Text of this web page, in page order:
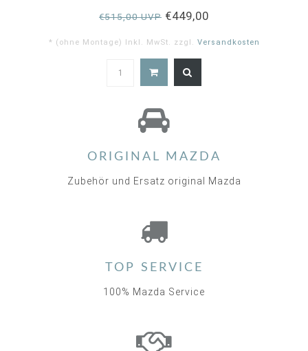
€515,00 UVP €449,00
* (ohne Montage) Inkl. MwSt. zzgl. Versandkosten
ORIGINAL MAZDA
Zubehör und Ersatz original Mazda
TOP SERVICE
100% Mazda Service